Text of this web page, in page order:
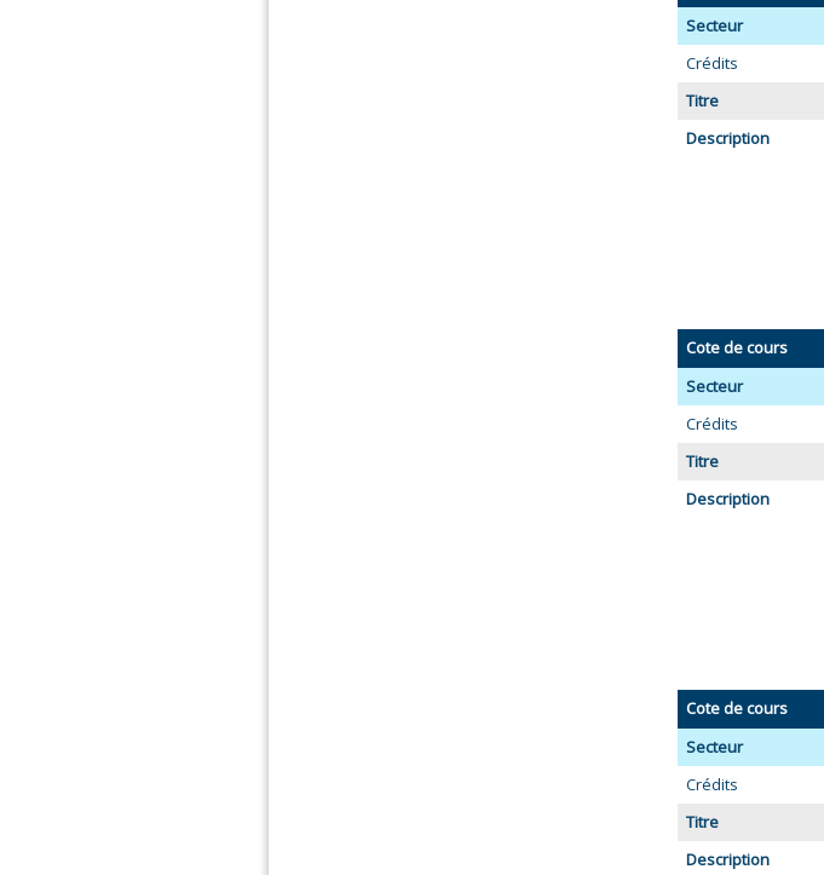
Secteur
Crédits
Titre
Description
Cote de cours
Secteur
Crédits
Titre
Description
Cote de cours
Secteur
Crédits
Titre
Description